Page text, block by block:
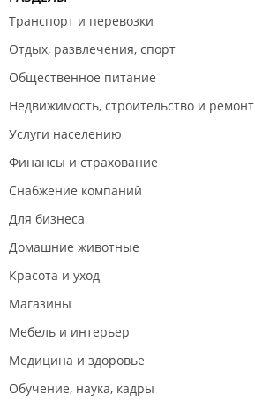
Транспорт и перевозки
Отдых, развлечения, спорт
Общественное питание
Недвижимость, строительство и ремонт
Услуги населению
Финансы и страхование
Снабжение компаний
Для бизнеса
Домашние животные
Красота и уход
Магазины
Мебель и интерьер
Медицина и здоровье
Обучение, наука, кадры